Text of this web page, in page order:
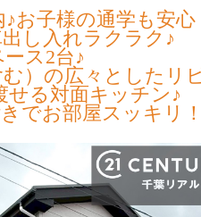
お子様の通学も安心
し入れラクラク♪
ス2台♪
）の広々としたリ
る対面キッチン♪
でお部屋スッキリ！